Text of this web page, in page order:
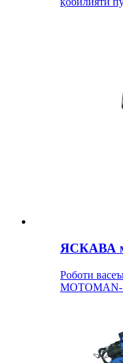
ЯСКАВА
Роботи
MOTOMAN-